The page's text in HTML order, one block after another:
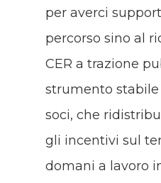
per averci
percorso sino al
CER a trazione
strumento
soci, che
gli incentivi sul
domani a lavoro